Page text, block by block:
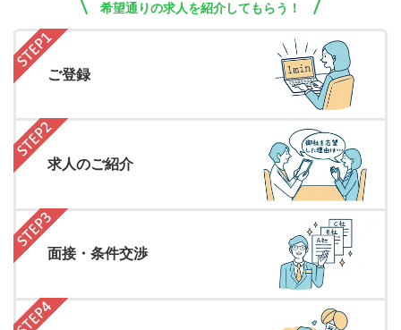
希望通りの求人を紹介してもらう！
ご登録
求人のご紹介
面接・条件交渉